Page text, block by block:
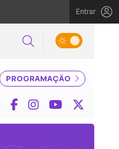
Entrar
Pesquisar
PROGRAMAÇÃO
Facebook
InstagramYouTube